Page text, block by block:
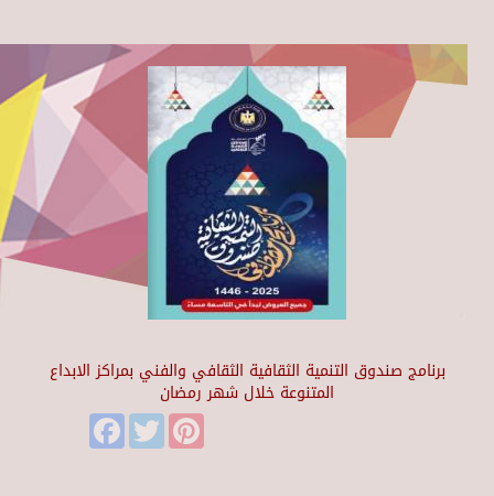
برنامج صندوق التنمية الثقافية الثقافي والفني بمراكز الابداع
المتنوعة خلال شهر رمضان
FacebookTwitter